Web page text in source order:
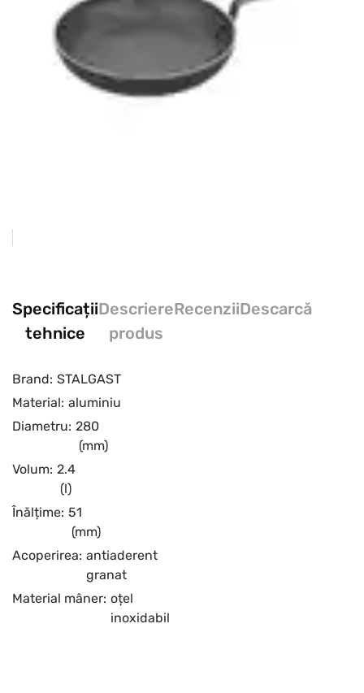
Specificații
tehnice
Descriere
produs
RecenziiDescarcă
Brand: STALGAST
Material: aluminiu
Diametru: 280
(mm)
Volum: 2.4
(l)
Înălțime: 51
(mm)
Acoperirea: antiaderent
granat
Material mâner: oțel
inoxidabil